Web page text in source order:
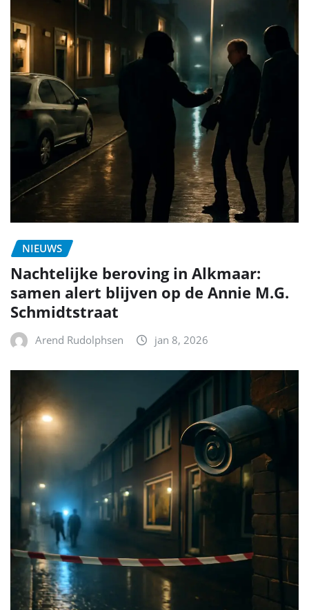
NIEUWS
Nachtelijke beroving in Alkmaar:
samen alert blijven op de Annie M.G.
Schmidtstraat
Arend Rudolphsen jan 8, 2026